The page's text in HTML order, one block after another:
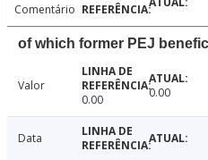
Comentário
of which former PEJ
Valor
0.00
0.00
Data